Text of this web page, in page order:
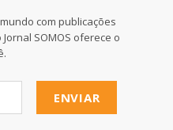
com publicações
SOMOS oferece o
ENVIAR